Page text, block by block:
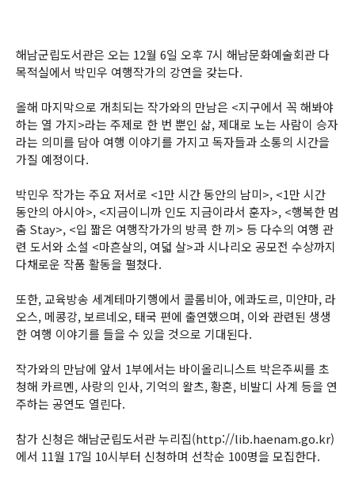
해남군립도서관은 오는 12월 6일 오후 7시 해남문화예술회관 다
목적실에서 박민우 여행작가의 강연을 갖는다.
올해 마지막으로 개최되는 작가와의 만남은 <지구에서 꼭 해봐야
하는 열 가지>라는 주제로 한 번 뿐인 삶, 제대로 노는 사람이 승자
라는 의미를 담아 여행 이야기를 가지고 독자들과 소통의 시간을
가질 예정이다.
박민우 작가는 주요 저서로 <1만 시간 동안의 남미>, <1만 시간
동안의 아시아>, <지금이니까 인도 지금이라서 훈자>, <행복한 멈
춤 Stay>, <입 짧은 여행작가가의 방콕 한 끼> 등 다수의 여행 관
련 도서와 소설 <마흔살의, 여덟 살>과 시나리오 공모전 수상까지
다채로운 작품 활동을 펼쳤다.
또한, 교육방송 세계테마기행에서 콜롬비아, 에콰도르, 미얀마, 라
오스, 메콩강, 보르네오, 태국 편에 출연했으며, 이와 관련된 생생
한 여행 이야기를 들을 수 있을 것으로 기대된다.
작가와의 만남에 앞서 1부에서는 바이올리니스트 박은주씨를 초
청해 카르멘, 사랑의 인사, 기억의 왈츠, 황혼, 비발디 사계 등을 연
주하는 공연도 열린다.
참가 신청은 해남군립도서관 누리집(http://lib.haenam.go.kr)
에서 11월 17일 10시부터 신청하며 선착순 100명을 모집한다.